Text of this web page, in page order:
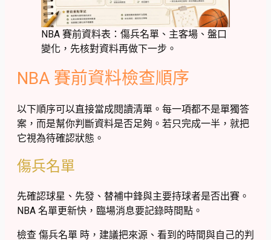
NBA 賽前資料表：傷兵名單、主客場、盤口
變化，先核對資料再做下一步。
NBA 賽前資料檢查順序
以下順序可以直接當成閱讀清單。每一項都不是單獨答
案，而是幫你判斷資料是否足夠。若只完成一半，就把
它視為待確認狀態。
傷兵名單
先確認球星、先發、替補中鋒與主要持球者是否出賽。
NBA 名單更新快，臨場消息要記錄時間點。
檢查 傷兵名單 時，建議把來源、看到的時間與自己的判